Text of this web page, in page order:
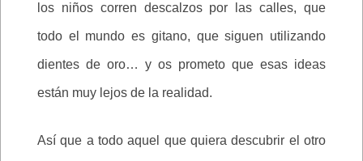
los niños corren descalzos por las calles, que
todo el mundo es gitano, que siguen utilizando
dientes de oro… y os prometo que esas ideas
están muy lejos de la realidad.
Así que a todo aquel que quiera descubrir el otro